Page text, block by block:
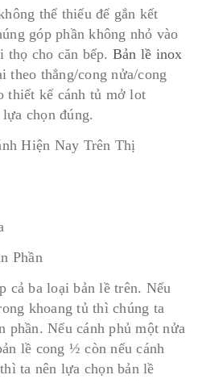
thể thiếu để gắn kết
góp phần không nhỏ vào
thọ cho căn bếp. Bản lề inox
theo thẳng/cong nửa/cong
thiết kế cánh tủ mở lot
chọn đúng.
Hiện Nay Trên Thị
Phần
cả ba loại bản lề trên. Nếu
khoang tủ thì chúng ta
phần. Nếu cánh phủ một nửa
lề cong ½ còn nếu cánh
ta nên lựa chọn bản lề